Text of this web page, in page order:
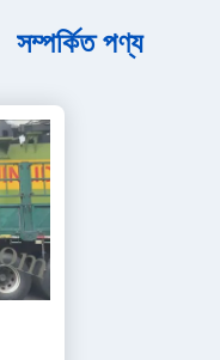
সম্পর্কিত পণ্য